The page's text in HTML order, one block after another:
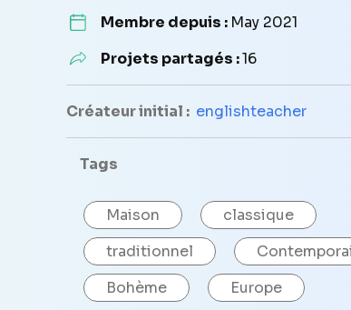
Membre depuis : May 2021
Projets partagés :16
Créateur initial : englishteacher
Tags
Maison
classique
traditionnel
Bohème
Europe